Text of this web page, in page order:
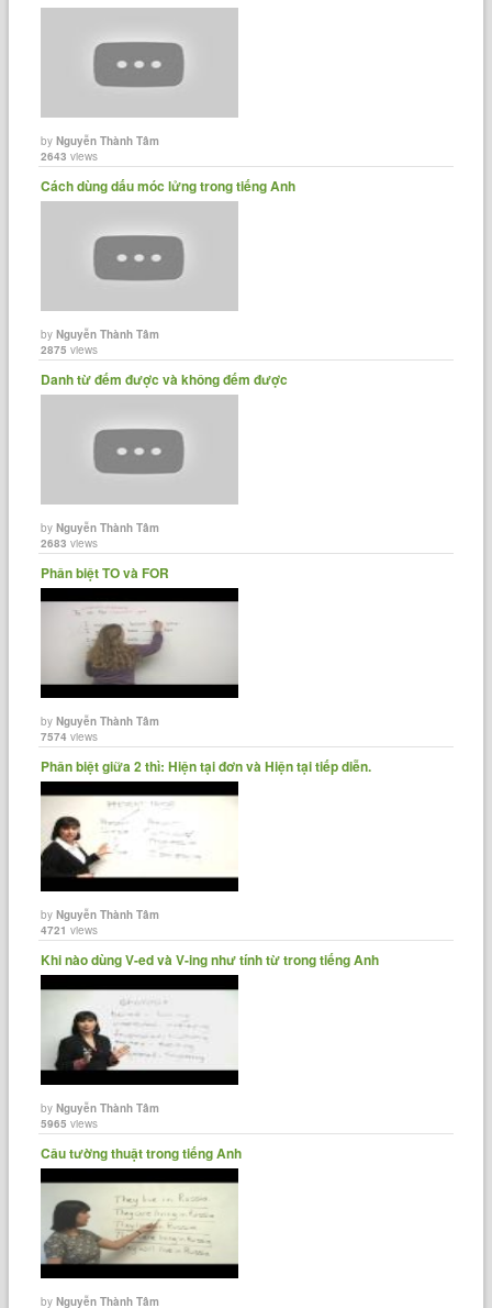
byNguyễn Thành Tâm
2643 views
Cách dùng dấu móc lửng trong tiếng Anh
byNguyễn Thành Tâm
2875 views
Danh từ đếm được và không đếm được
byNguyễn Thành Tâm
2683 views
Phân biệt TO và FOR
byNguyễn Thành Tâm
7574 views
Phân biệt giữa 2 thì: Hiện tại đơn và Hiện tại tiếp diễn.
byNguyễn Thành Tâm
4721 views
Khi nào dùng V-ed và V-ing như tính từ trong tiếng Anh
byNguyễn Thành Tâm
5965 views
Câu tường thuật trong tiếng Anh
byNguyễn Thành Tâm